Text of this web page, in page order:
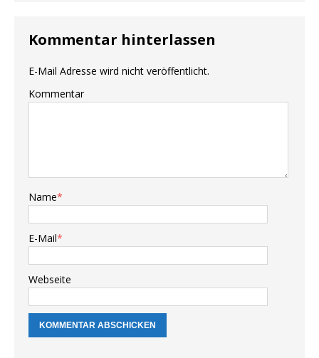
Kommentar hinterlassen
E-Mail Adresse wird nicht veröffentlicht.
Kommentar
Name*
E-Mail*
Webseite